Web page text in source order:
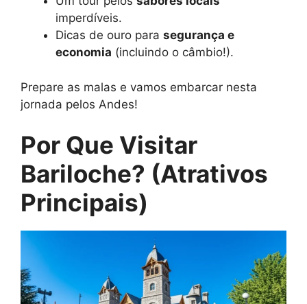
imperdíveis.
Dicas de ouro para segurança e
economia (incluindo o câmbio!).
Prepare as malas e vamos embarcar nesta
jornada pelos Andes!
Por Que Visitar
Bariloche? (Atrativos
Principais)